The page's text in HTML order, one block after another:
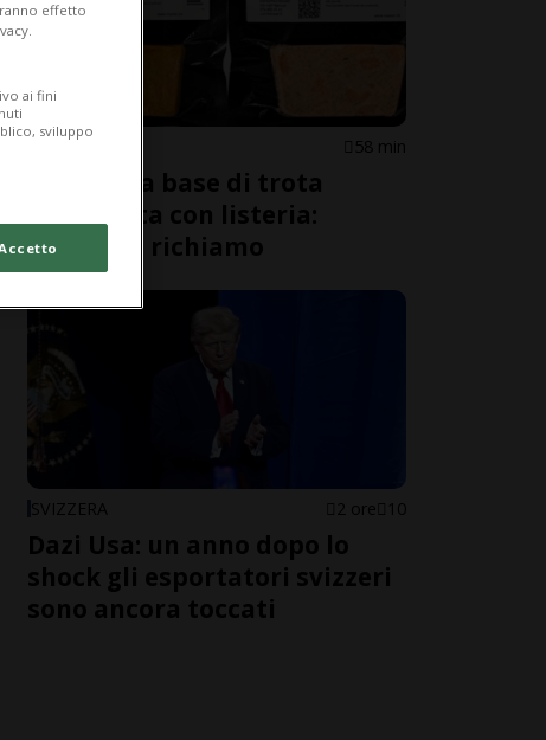
SVIZZERA 58 min
Prodotti a base di trota
salmonata con listeria:
avviato il richiamo
SVIZZERA 2 ore 10
Dazi Usa: un anno dopo lo
shock gli esportatori svizzeri
sono ancora toccati
effetto
ai fini
sviluppo